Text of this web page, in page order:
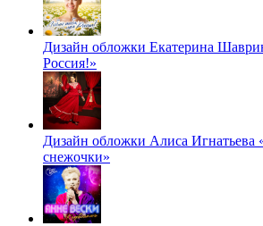
Дизайн обложки Екатерина
Россия!»
Дизайн обложки Алиса Игнатьева
снежочки»